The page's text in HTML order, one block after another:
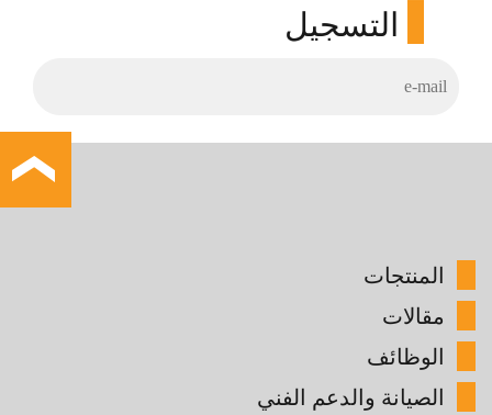
التسجيل
المنتجات
مقالات
الوظائف
الصيانة والدعم الفني